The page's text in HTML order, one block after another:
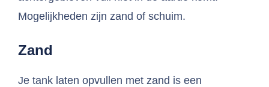
Mogelijkheden zijn zand of schuim.
Zand
Je tank laten opvullen met zand is een